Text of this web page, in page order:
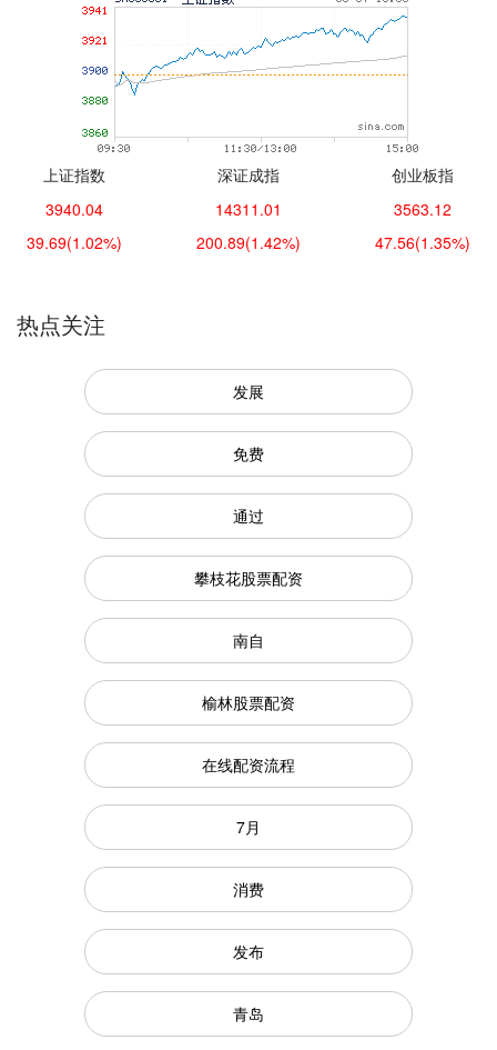
上证指数
3940.04
39.69(1.02%)
深证成指
14311.01
200.89(1.42%)
创业板指
3563.12
47.56(1.35%)
热点关注
发展
免费
通过
攀枝花股票配资
南自
榆林股票配资
在线配资流程
7月
消费
发布
青岛